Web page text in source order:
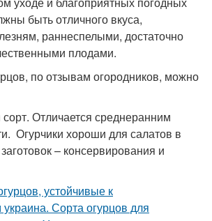
быть отличного вкуса,
раннеспелыми, достаточно
плодами.
по отзывам огородников, можно
Отличается среднеранним
Огурчики хороши для салатов в
– консервирования и